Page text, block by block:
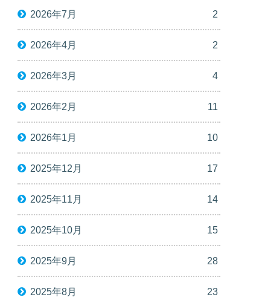
2026年7月 2
2026年4月 2
2026年3月 4
2026年2月 11
2026年1月 10
2025年12月 17
2025年11月 14
2025年10月 15
2025年9月 28
2025年8月 23